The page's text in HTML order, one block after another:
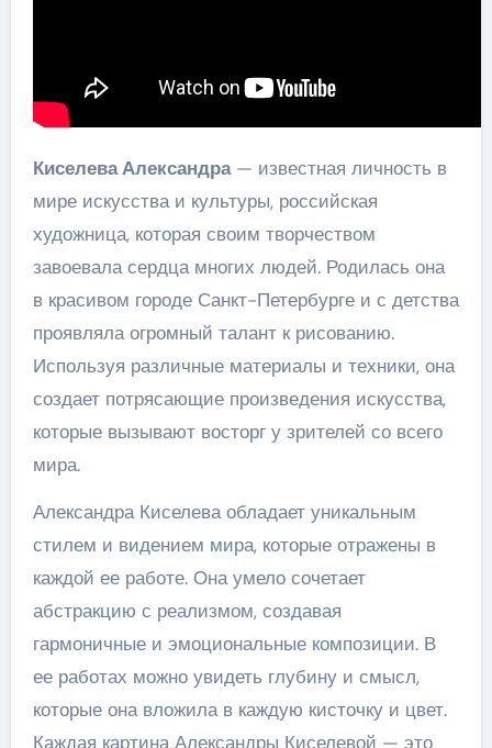
Киселева Александра— известная личность в
мире искусства и культуры, российская
художница, которая своим творчеством
завоевала сердца многих людей. Родилась она
в красивом городе Санкт-Петербурге и с детства
проявляла огромный талант к рисованию.
Используя различные материалы и техники, она
создает потрясающие произведения искусства,
которые вызывают восторг у зрителей со всего
мира.
Александра Киселева обладает уникальным
стилем и видением мира, которые отражены в
каждой ее работе. Она умело сочетает
абстракцию с реализмом, создавая
гармоничные и эмоциональные композиции. В
ее работах можно увидеть глубину и смысл,
которые она вложила в каждую кисточку и цвет.
Каждая картина Александры Киселевой — это